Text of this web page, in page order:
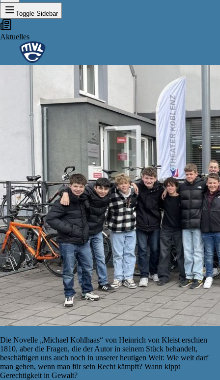
Toggle Sidebar
Aktuelles
Die Novelle „Michael Kohlhaas“ von Heinrich von Kleist erschien
1810, aber die Fragen, die der Autor in seinem Stück behandelt,
beschäftigen uns auch noch in unserer heutigen Welt: Wie weit darf
man gehen, wenn man für sein Recht kämpft? Wann kippt
Gerechtigkeit in Gewalt?